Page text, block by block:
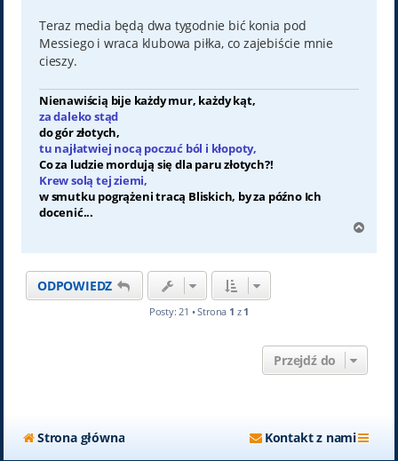
Teraz media będą dwa tygodnie bić konia pod
Messiego i wraca klubowa piłka, co zajebiście mnie
cieszy.
Nienawiścią bije każdy mur, każdy kąt,
za daleko stąd
do gór złotych,
tu najłatwiej nocą poczuć ból i kłopoty,
Co za ludzie mordują się dla paru złotych?!
Krew solą tej ziemi,
w smutku pogrążeni tracą Bliskich, by za późno Ich
docenić...
g
ODPOWIEDZ
Posty: 21 • Strona 1 z 1
Przejdź do
Strona główna Kontakt z nami